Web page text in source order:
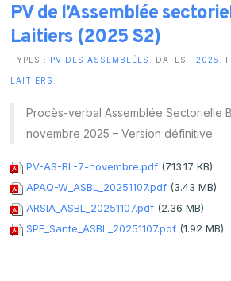
PV de l’Assemblée
Laitiers (2025 S2)
TYPES : PV DES ASSEMBLÉES . DATES :2025 .
LAITIERS
Procès-verbal Assemblée Sectorielle
novembre 2025 – Version définitive
PV-AS-BL-7-novembre.pdf (713.17 KB)
APAQ-W_ASBL_20251107.pdf (3.43 MB)
ARSIA_ASBL_20251107.pdf (2.36 MB)
SPF_Sante_ASBL_20251107.pdf (1.92 MB)